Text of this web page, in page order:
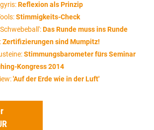
Reflexion als Prinzip
Stimmigkeits-Check
Das Runde muss ins Runde
Zertifizierungen sind Mumpitz!
Stimmungsbarometer fürs Seminar
Kongress 2014
'Auf der Erde wie in der Luft'